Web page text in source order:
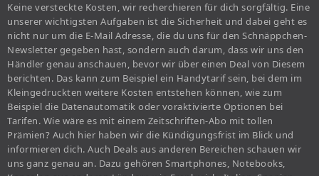
Keine versteckte Kosten, wir recherchieren für dich sorgfältig. Eine
unserer wichtigsten Aufgaben ist die Sicherheit und dabei geht es
nicht nur um die E-Mail Adresse, die du uns für den Schnäppchen-
Newsletter gegeben hast, sondern auch darum, dass wir uns den
Händler genau anschauen, bevor wir über einen Deal von Diesem
berichten. Das kann zum Beispiel ein Handytarif sein, bei dem im
Kleingedruckten weitere Kosten entstehen können, wie zum
Beispiel die Datenautomatik oder voraktivierte Optionen bei
Tarifen. Wie wäre es mit einem Zeitschriften-Abo mit tollen
Prämien? Auch hier haben wir die Kündigungsfrist im Blick und
informieren dich. Auch Deals aus anderen Bereichen schauen wir
uns ganz genau an. Dazu gehören Smartphones, Notebooks,